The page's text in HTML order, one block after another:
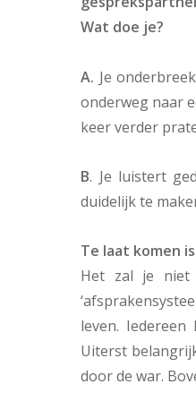
Wat doe je?
A. Je
onderweg naar
keer verder
B. Je luistert
duidelijk te
Te laat komen
Het zal je niet
leven.
Uiterst
door de war.